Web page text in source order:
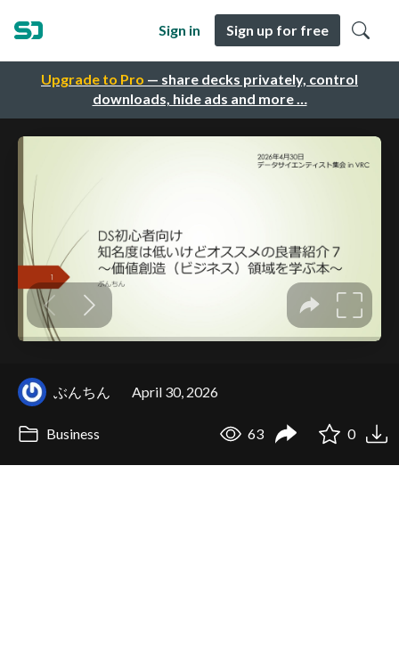
Upgrade to Pro — share decks privately, control
downloads, hide ads and more …
Sign in Sign up for free
ぶんちん April 30, 2026
Business 63 0